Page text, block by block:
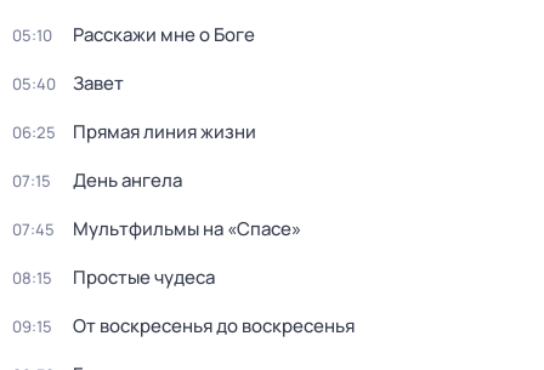
05:10 Расскажи мне о Боге
05:40 Завет
06:25 Прямая линия жизни
07:15 День ангела
07:45 Мультфильмы на «Спасе»
08:15 Простые чудеса
09:15 От воскресенья до воскресенья